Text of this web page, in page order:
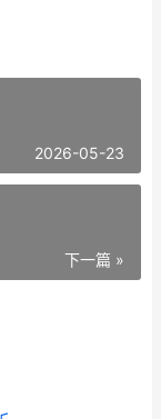
2026-05-23
下一篇 »